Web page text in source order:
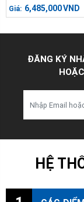
Giá: 6,485,000VND
ĐĂNG KÝ
HỆ